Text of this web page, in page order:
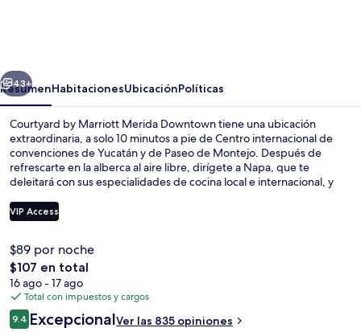
Downtown
Siguiente
43+
ResumenHabitacionesUbicaciónPolíticas
Courtyard by Marriott Merida Downtown tiene una ubicación
extraordinaria, a solo 10 minutos a pie de Centro internacional de
convenciones de Yucatán y de Paseo de Montejo. Después de
refrescarte en la alberca al aire libre, dirígete a Napa, que te
deleitará con sus especialidades de cocina local e internacional, y
de fitness abierta las 24 horas y su jardín. Otros visitantes hablan
muy bien de las amenidades y características como el personal
VIP Access
$89 por noche
El
precio
total
es
de
$107 en total
16 ago - 17 ago
Total con impuestos y cargos
Opiniones
9.49.4 de 10,
ExcepcionalVer las 835 opiniones